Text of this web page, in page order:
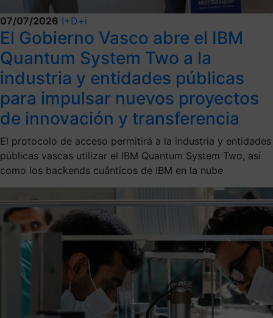
07/07/2026 I+D+i
El Gobierno Vasco abre el IBM
Quantum System Two a la
industria y entidades públicas
para impulsar nuevos proyectos
de innovación y transferencia
El protocolo de acceso permitirá a la industria y entidades
públicas vascas utilizar el IBM Quantum System Two, así
como los backends cuánticos de IBM en la nube